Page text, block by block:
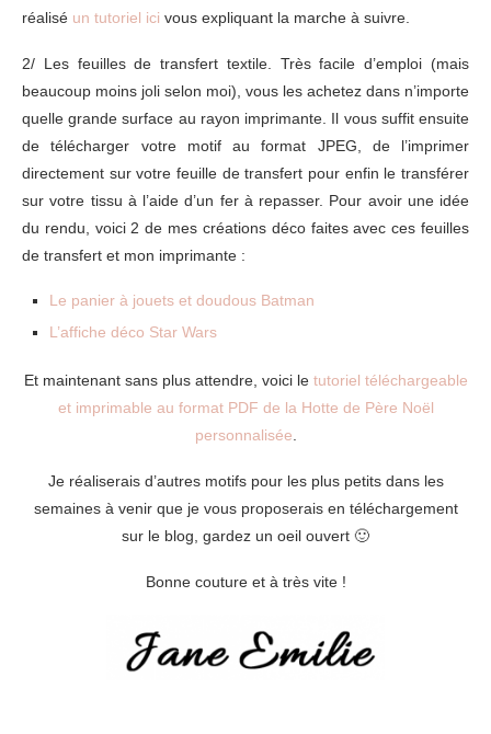
réalisé un tutoriel ici vous expliquant la marche à suivre.
2/ Les feuilles de transfert textile. Très facile d’emploi (mais
beaucoup moins joli selon moi), vous les achetez dans n’importe
quelle grande surface au rayon imprimante. Il vous suffit ensuite
de télécharger votre motif au format JPEG, de l’imprimer
directement sur votre feuille de transfert pour enfin le transférer
sur votre tissu à l’aide d’un fer à repasser. Pour avoir une idée
du rendu, voici 2 de mes créations déco faites avec ces feuilles
de transfert et mon imprimante :
Le panier à jouets et doudous Batman
L’affiche déco Star Wars
Et maintenant sans plus attendre, voici le tutoriel téléchargeable
et imprimable au format PDF de la Hotte de Père Noël
personnalisée.
Je réaliserais d’autres motifs pour les plus petits dans les
semaines à venir que je vous proposerais en téléchargement
sur le blog, gardez un oeil ouvert 🙂
Bonne couture et à très vite !